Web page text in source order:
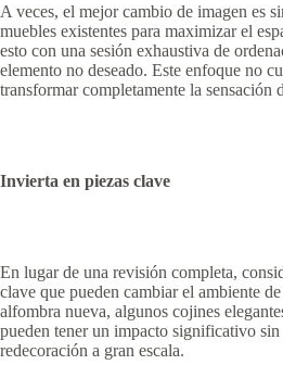
A veces, el mejor cambio de imagen es
muebles existentes para maximizar el
esto con una sesión exhaustiva de
elemento no deseado. Este enfoque no
transformar completamente la sensación
Invierta en piezas clave
En lugar de una revisión completa,
clave que pueden cambiar el ambiente
alfombra nueva, algunos cojines
pueden tener un impacto significativo
redecoración a gran escala.